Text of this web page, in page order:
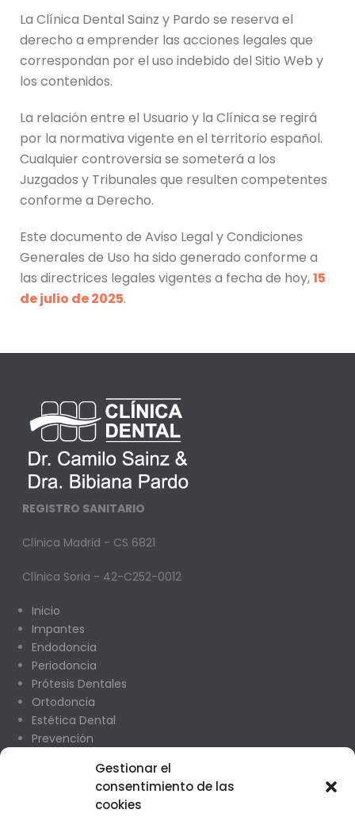
Gestionar el
consentimiento de las
cookies
La Clínica Dental Sainz y Pardo se reserva el
derecho a emprender las acciones legales que
correspondan por el uso indebido del Sitio Web y
los contenidos.
La relación entre el Usuario y la Clínica se regirá
por la normativa vigente en el territorio español.
Cualquier controversia se someterá a los
Juzgados y Tribunales que resulten competentes
conforme a Derecho.
Este documento de Aviso Legal y Condiciones
Generales de Uso ha sido generado conforme a
las directrices legales vigentes a fecha de hoy,15
de julio de 2025.
REGISTRO SANITARIO
Clínica Madrid - CS 6821
Clínica Soria - 42-C252-0012
Inicio
Impantes
Endodoncia
Periodoncia
Prótesis Dentales
Ortodoncia
Estética Dental
Prevención
Cirugía Oral